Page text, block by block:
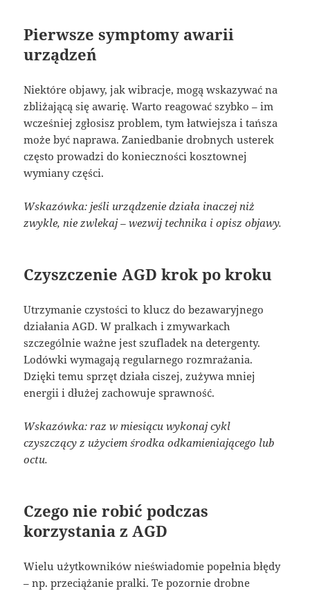
Pierwsze symptomy awarii
urządzeń
Niektóre objawy, jak wibracje, mogą wskazywać na
zbliżającą się awarię. Warto reagować szybko – im
wcześniej zgłosisz problem, tym łatwiejsza i tańsza
może być naprawa. Zaniedbanie drobnych usterek
często prowadzi do konieczności kosztownej
wymiany części.
Wskazówka: jeśli urządzenie działa inaczej niż
zwykle, nie zwlekaj – wezwij technika i opisz objawy.
Czyszczenie AGD krok po kroku
Utrzymanie czystości to klucz do bezawaryjnego
działania AGD. W pralkach i zmywarkach
szczególnie ważne jest szufladek na detergenty.
Lodówki wymagają regularnego rozmrażania.
Dzięki temu sprzęt działa ciszej, zużywa mniej
energii i dłużej zachowuje sprawność.
Wskazówka: raz w miesiącu wykonaj cykl
czyszczący z użyciem środka odkamieniającego lub
octu.
Czego nie robić podczas
korzystania z AGD
Wielu użytkowników nieświadomie popełnia błędy
– np. przeciążanie pralki. Te pozornie drobne